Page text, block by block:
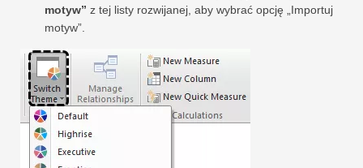
motyw” z tej listy rozwijanej, aby wybrać opcję „Importuj
motyw”.